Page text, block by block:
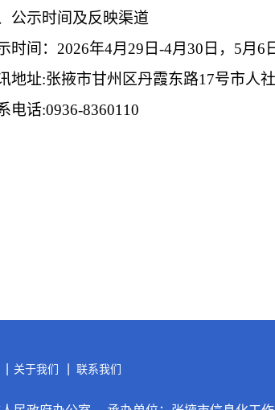
公示时间及反映渠道
时间： 2026年4月 29 日-4月 30 日， 5月6
地址:张掖市甘州区丹霞东路17号市人
电话:0936-8360110
张
关于我们 联系我们